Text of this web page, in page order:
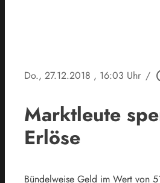
Do., 27.12.2018 , 16:03 Uhr /
Marktleute
Erlöse
Bündelweise Geld im Wert von